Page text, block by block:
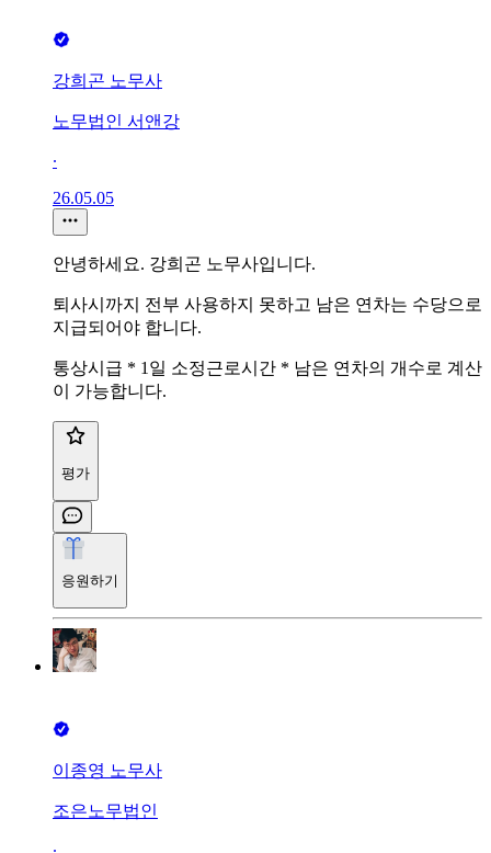
강희곤 노무사
노무법인 서앤강
∙
26.05.05
안녕하세요. 강희곤 노무사입니다.
퇴사시까지 전부 사용하지 못하고 남은 연차는 수당으로
지급되어야 합니다.
통상시급 * 1일 소정근로시간 * 남은 연차의 개수로 계산
이 가능합니다.
평가
응원하기
이종영 노무사
조은노무법인